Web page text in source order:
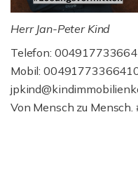
Herr Jan-Peter Kind
Telefon:
Mobil:
Von Mensch zu